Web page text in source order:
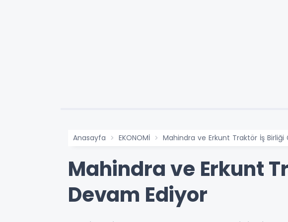
Anasayfa EKONOMİ Mahindra ve Erkunt Traktör İş
Mahindra ve Erkunt
Devam Ediyor